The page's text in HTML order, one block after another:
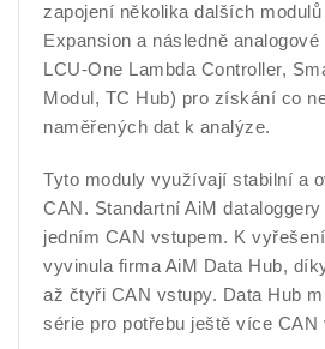
zapojení několika dalších modulů
Expansion a následně
LCU-One Lambda Controller,
Modul, TC Hub) pro získání co
naměřených dat k analýze.
Tyto moduly využívají stabilní a
CAN. Standartní AiM
jedním CAN vstupem. K
vyvinula firma AiM Data Hub,
až čtyři CAN vstupy. Data Hub
série pro potřebu ještě více CAN